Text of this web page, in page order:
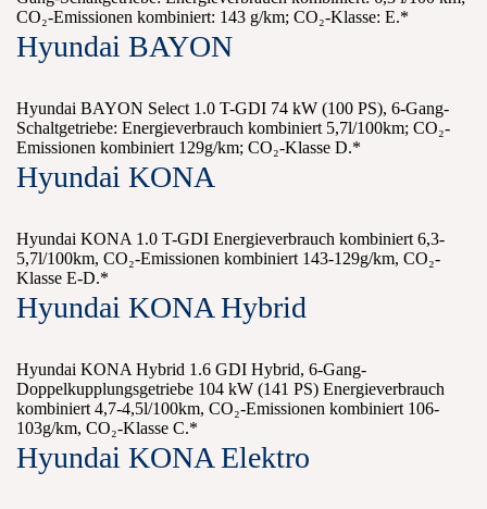
CO₂-Emissionen kombiniert: 143 g/km; CO₂-Klasse: E.*
Hyundai BAYON
Hyundai BAYON Select 1.0 T-GDI 74 kW (100 PS), 6-Gang-
Schaltgetriebe: Energieverbrauch kombiniert 5,7l/100km; CO₂-
Emissionen kombiniert 129g/km; CO₂-Klasse D.*
Hyundai KONA
Hyundai KONA 1.0 T-GDI Energieverbrauch kombiniert 6,3-
5,7l/100km, CO₂-Emissionen kombiniert 143-129g/km, CO₂-
Klasse E-D.*
Hyundai KONA Hybrid
Hyundai KONA Hybrid 1.6 GDI Hybrid, 6-Gang-
Doppelkupplungsgetriebe 104 kW (141 PS) Energieverbrauch
kombiniert 4,7-4,5l/100km, CO₂-Emissionen kombiniert 106-
103g/km, CO₂-Klasse C.*
Hyundai KONA Elektro